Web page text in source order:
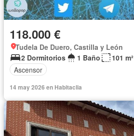
118.000 €
Tudela De Duero, Castilla y León
2 Dormitorios
1 Baño
101 m²
Ascensor
14 may 2026 en Habitaclia